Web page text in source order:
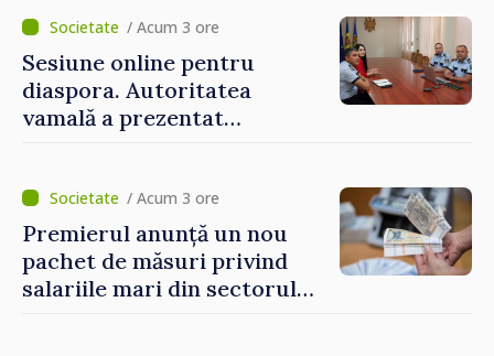
/ Acum 3 ore
Sesiune online pentru
diaspora. Autoritatea
vamală a prezentat
/ Acum 3 ore
Premierul anunță un nou
pachet de măsuri privind
salariile mari din sectorul